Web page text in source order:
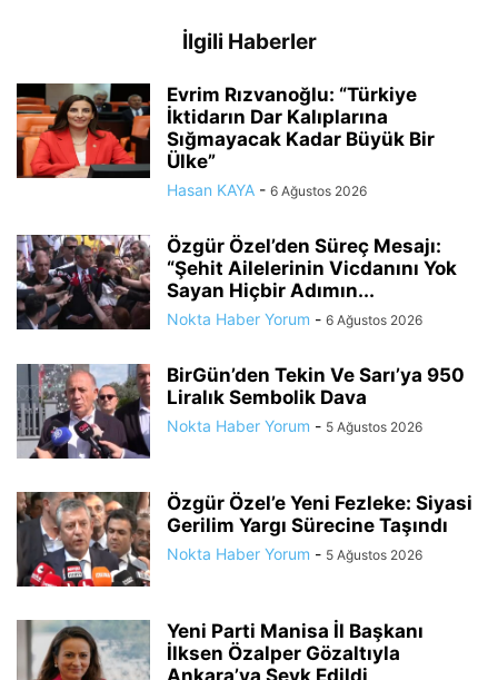
İlgili Haberler
Evrim Rızvanoğlu: “Türkiye
İktidarın Dar Kalıplarına
Sığmayacak Kadar Büyük Bir
Ülke”
Hasan KAYA - 6 Ağustos 2026
Özgür Özel’den Süreç Mesajı:
“Şehit Ailelerinin Vicdanını Yok
Sayan Hiçbir Adımın...
Nokta Haber Yorum - 6 Ağustos 2026
BirGün’den Tekin Ve Sarı’ya 950
Liralık Sembolik Dava
Nokta Haber Yorum - 5 Ağustos 2026
Özgür Özel’e Yeni Fezleke: Siyasi
Gerilim Yargı Sürecine Taşındı
Nokta Haber Yorum - 5 Ağustos 2026
Yeni Parti Manisa İl Başkanı
İlksen Özalper Gözaltıyla